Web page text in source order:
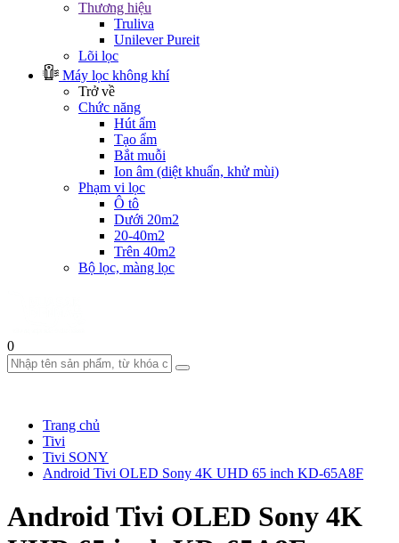
Thương hiệu
Truliva
Unilever Pureit
Lõi lọc
Máy lọc không khí
Trở về
Chức năng
Hút ẩm
Tạo ẩm
Bắt muỗi
Ion âm (diệt khuẩn, khử mùi)
Phạm vi lọc
Ô tô
Dưới 20m2
20-40m2
Trên 40m2
Bộ lọc, màng lọc
0
Trang chủ
Tivi
Tivi SONY
Android Tivi OLED Sony 4K UHD 65 inch KD-65A8F
Android Tivi OLED Sony 4K